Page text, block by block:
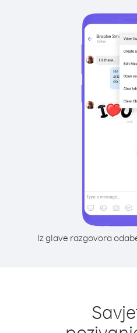
Iz glave razgovora